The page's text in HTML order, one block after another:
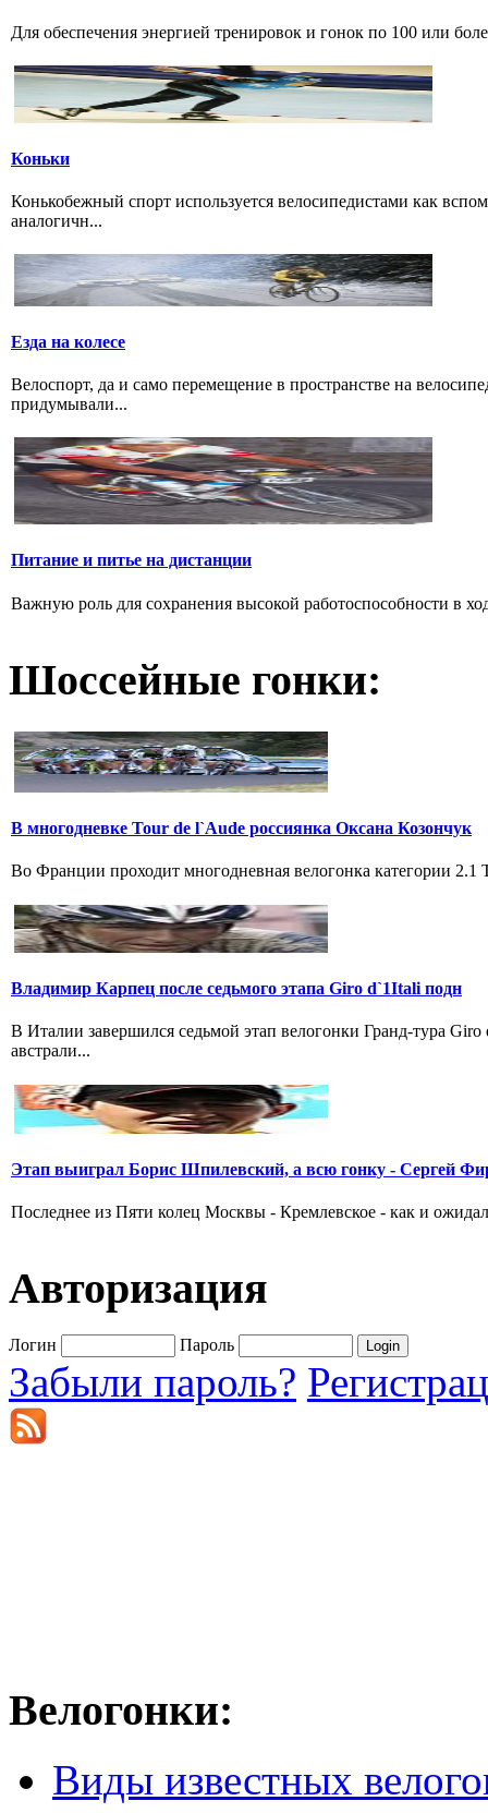
Для обеспечения энергией тренировок и гонок по 100 или
Коньки
Конькобежный спорт используется велосипедистами как
аналогичн...
Езда на колесе
Велоспорт, да и само перемещение в пространстве на
придумывали...
Питание и питье на дистанции
Важную роль для сохранения высокой работоспособности в
Шоссейные гонки:
В многодневке Tour de l`Aude россиянка Оксана Козончук
Во Франции проходит многодневная велогонка категории
Владимир Карпец после седьмого этапа Giro d`1Itali подн
В Италии завершился седьмой этап велогонки Гранд-тура
австрали...
Этап выиграл Борис Шпилевский, а всю гонку - Сергей
Последнее из Пяти колец Москвы - Кремлевское - как и
Авторизация
Логин Пароль
Забыли пароль?
Велогонки:
Виды известных